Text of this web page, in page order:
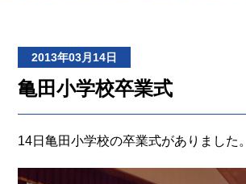
2013年03月14日
亀田小学校卒業式
14日亀田小学校の卒業式がありました。